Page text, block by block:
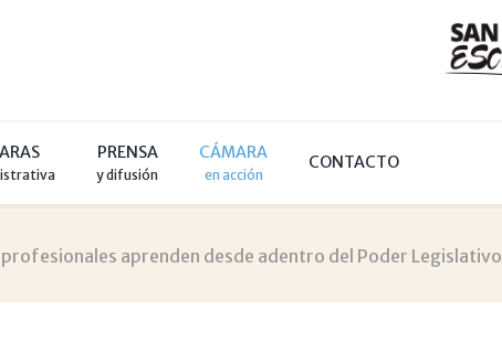
PRENSA
y difusión
CÁMARA
en acción
CONTACTO
aprenden desde adentro del Poder Legislativo